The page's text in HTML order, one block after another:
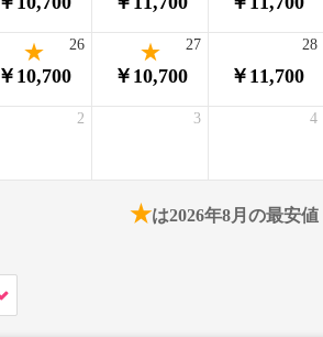
￥10,700
26
￥10,700
27
￥11,700
28
2 3 4
★は2026年8月の最安値